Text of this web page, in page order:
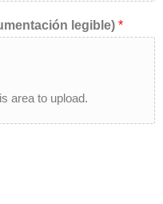
legible) *
area to upload.